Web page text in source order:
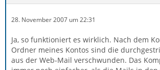
28. November 2007 um 22:31
Ja, so funktioniert es wirklich. Nach dem
Ordner meines Kontos sind die
aus der Web-Mail verschwunden. Das